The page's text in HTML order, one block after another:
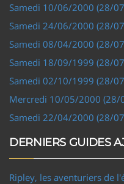
Samedi 10/06/2000 (28/
Samedi 24/06/2000 (28/
Samedi 08/04/2000 (28/
Samedi 18/09/1999 (28/
Samedi 02/10/1999 (28/
Mercredi 10/05/2000 (28/
Samedi 22/04/2000 (28/
DERNIERS GUIDES
Ripley, les aventuriers de